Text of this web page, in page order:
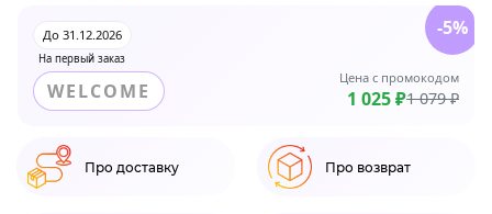
На первый заказ
До 31.12.2026
WELCOME
Цена с промокодом
1 025 ₽1 079 ₽
-5%
Про доставку Про возврат